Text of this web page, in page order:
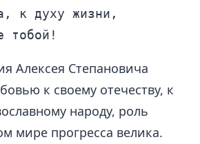
к духу жизни,
тобой!
Алексея Степановича
к своему отечеству, к
народу, роль
мире прогресса велика.